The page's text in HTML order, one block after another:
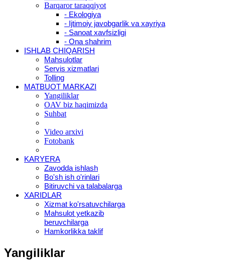
Barqaror taraqqiyot
- Ekologiya
- Ijtimoiy javobgarlik va xayriya
- Sanoat xavfsizligi
- Ona shahrim
ISHLAB CHIQARISH
Mahsulotlar
Servis xizmatlari
Tolling
MATBUOT MARKAZI
Yangiliklar
OAV biz haqimizda
Suhbat
Video arxivi
Fotobank
KARYERA
Zavodda ishlash
Bo'sh ish o'rinlari
Bitiruvchi va talabalarga
XARIDLAR
Xizmat ko'rsatuvchilarga
Mahsulot yetkazib
beruvchilarga
Hamkorlikka taklif
Yangiliklar